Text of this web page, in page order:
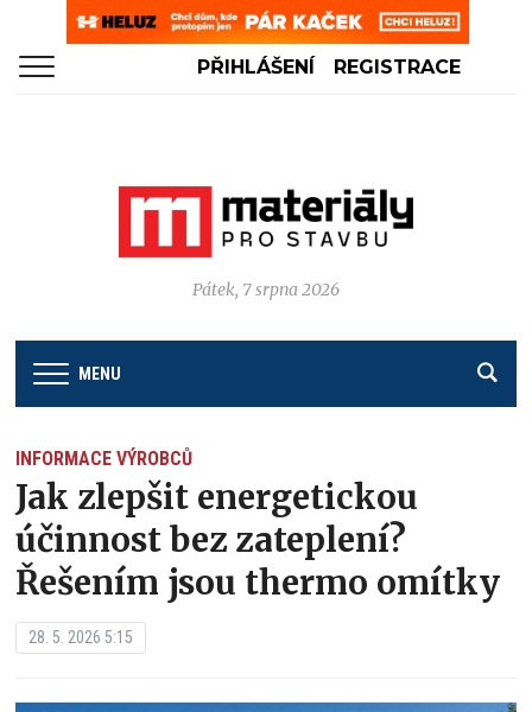
PŘIHLÁŠENÍ REGISTRACE
Pátek, 7 srpna 2026
MENU
INFORMACE VÝROBCŮ
Jak zlepšit energetickou
účinnost bez zateplení?
Řešením jsou thermo omítky
28. 5. 2026 5:15